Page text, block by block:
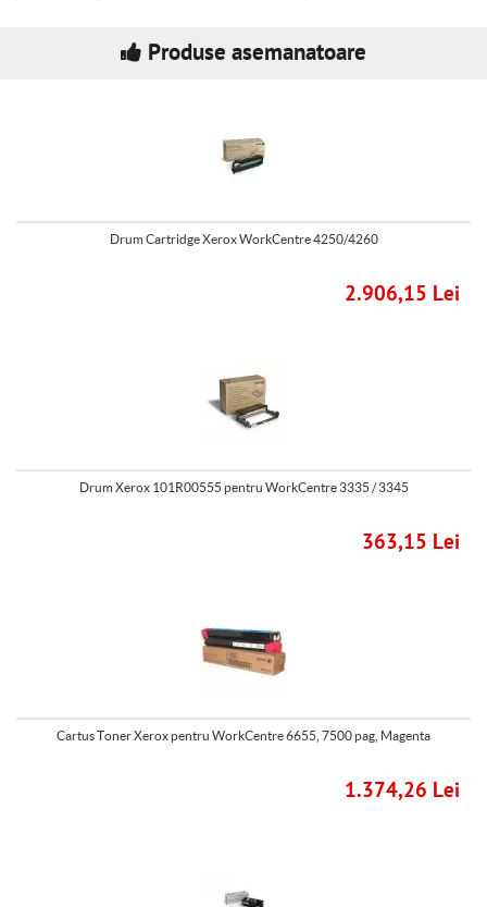
Produse asemanatoare
Drum Cartridge Xerox WorkCentre 4250/4260
2.906,15 Lei
Drum Xerox 101R00555 pentru WorkCentre 3335 / 3345
363,15 Lei
Cartus Toner Xerox pentru WorkCentre 6655, 7500 pag, Magenta
1.374,26 Lei